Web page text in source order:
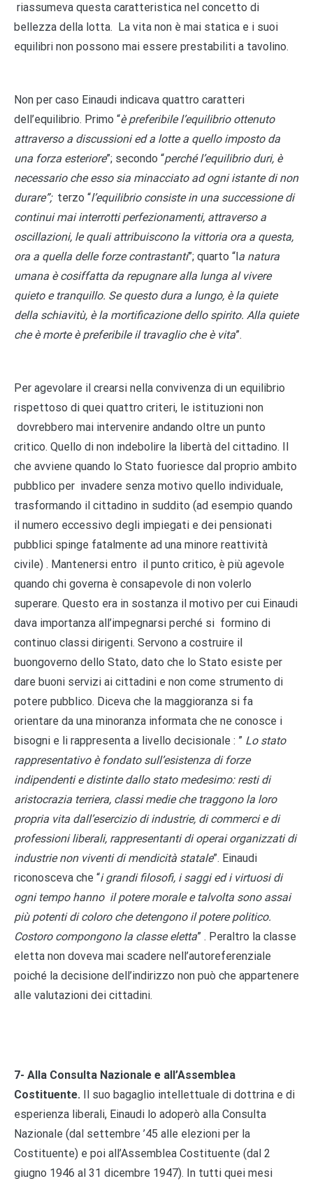
riassumeva questa caratteristica nel concetto di
bellezza della lotta. La vita non è mai statica e i suoi
equilibri non possono mai essere prestabiliti a tavolino.
Non per caso Einaudi indicava quattro caratteri
dell’equilibrio. Primo “è preferibile l’equilibrio ottenuto
attraverso a discussioni ed a lotte a quello imposto da
una forza esteriore”; secondo “perché l’equilibrio duri, è
necessario che esso sia minacciato ad ogni istante di non
durare”; terzo “l’equilibrio consiste in una successione di
continui mai interrotti perfezionamenti, attraverso a
oscillazioni, le quali attribuiscono la vittoria ora a questa,
ora a quella delle forze contrastanti”; quarto “la natura
umana è cosiffatta da repugnare alla lunga al vivere
quieto e tranquillo. Se questo dura a lungo, è la quiete
della schiavitù, è la mortificazione dello spirito. Alla quiete
che è morte è preferibile il travaglio che è vita”.
Per agevolare il crearsi nella convivenza di un equilibrio
rispettoso di quei quattro criteri, le istituzioni non
dovrebbero mai intervenire andando oltre un punto
critico. Quello di non indebolire la libertà del cittadino. Il
che avviene quando lo Stato fuoriesce dal proprio ambito
pubblico per invadere senza motivo quello individuale,
trasformando il cittadino in suddito (ad esempio quando
il numero eccessivo degli impiegati e dei pensionati
pubblici spinge fatalmente ad una minore reattività
civile) . Mantenersi entro il punto critico, è più agevole
quando chi governa è consapevole di non volerlo
superare. Questo era in sostanza il motivo per cui Einaudi
dava importanza all’impegnarsi perché si formino di
continuo classi dirigenti. Servono a costruire il
buongoverno dello Stato, dato che lo Stato esiste per
dare buoni servizi ai cittadini e non come strumento di
potere pubblico. Diceva che la maggioranza si fa
orientare da una minoranza informata che ne conosce i
bisogni e li rappresenta a livello decisionale : ” Lo stato
rappresentativo è fondato sull’esistenza di forze
indipendenti e distinte dallo stato medesimo: resti di
aristocrazia terriera, classi medie che traggono la loro
propria vita dall’esercizio di industrie, di commerci e di
professioni liberali, rappresentanti di operai organizzati di
industrie non viventi di mendicità statale”. Einaudi
riconosceva che “i grandi filosofi, i saggi ed i virtuosi di
ogni tempo hanno il potere morale e talvolta sono assai
più potenti di coloro che detengono il potere politico.
Costoro compongono la classe eletta” . Peraltro la classe
eletta non doveva mai scadere nell’autoreferenziale
poiché la decisione dell’indirizzo non può che appartenere
alle valutazioni dei cittadini.
7- Alla Consulta Nazionale e all’Assemblea
Costituente. Il suo bagaglio intellettuale di dottrina e di
esperienza liberali, Einaudi lo adoperò alla Consulta
Nazionale (dal settembre ’45 alle elezioni per la
Costituente) e poi all’Assemblea Costituente (dal 2
giugno 1946 al 31 dicembre 1947). In tutti quei mesi